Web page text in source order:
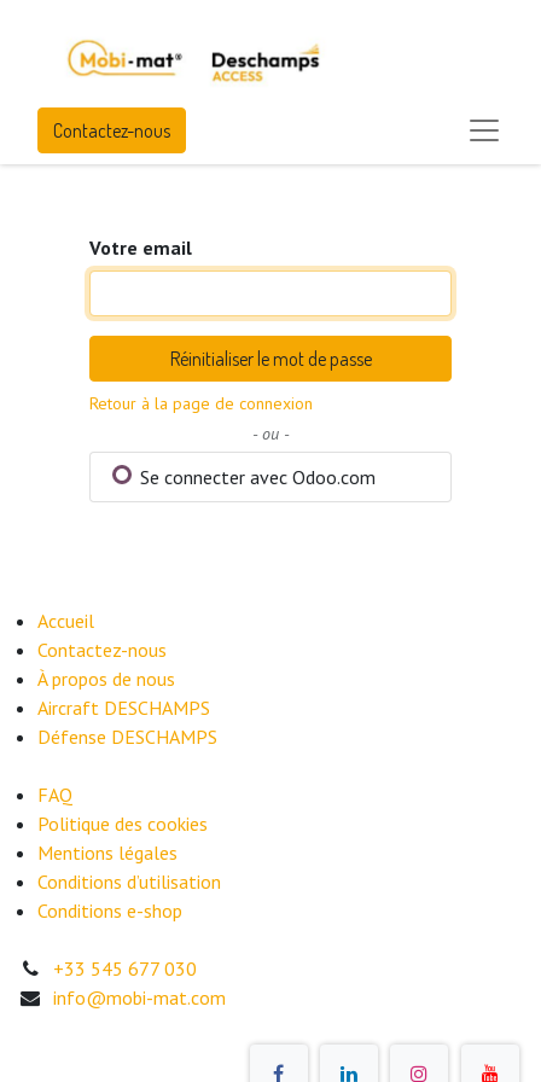
Contactez-nous
Votre email
Réinitialiser le mot de passe
Retour à la page de connexion
- ou -
Se connecter avec Odoo.com
Accueil
Contactez-nous
À propos de nous
​Aircraft DESCHAMPS
Défense DESCHAMPS
FAQ
​Politique des cookies
Mentions légales
Conditions d’utilisation
Conditions e-shop
+33 545 677 030
info@mobi-mat.com